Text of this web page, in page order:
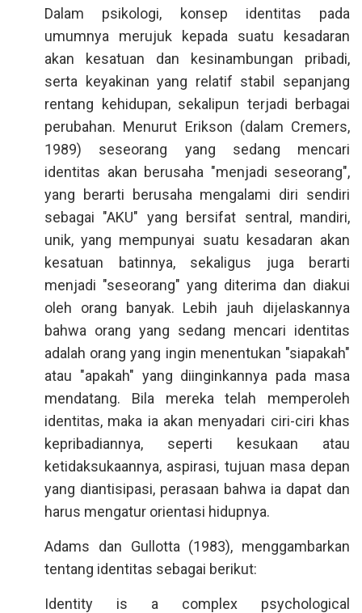
Dalam psikologi, konsep identitas pada
umumnya merujuk kepada suatu kesadaran
akan kesatuan dan kesinambungan pribadi,
serta keyakinan yang relatif stabil sepanjang
rentang kehidupan, sekalipun terjadi berbagai
perubahan. Menurut Erikson (dalam Cremers,
1989) seseorang yang sedang mencari
identitas akan berusaha "menjadi seseorang",
yang berarti berusaha mengalami diri sendiri
sebagai "AKU" yang bersifat sentral, mandiri,
unik, yang mempunyai suatu kesadaran akan
kesatuan batinnya, sekaligus juga berarti
menjadi "seseorang" yang diterima dan diakui
oleh orang banyak. Lebih jauh dijelaskannya
bahwa orang yang sedang mencari identitas
adalah orang yang ingin menentukan "siapakah"
atau "apakah" yang diinginkannya pada masa
mendatang. Bila mereka telah memperoleh
identitas, maka ia akan menyadari ciri-ciri khas
kepribadiannya, seperti kesukaan atau
ketidaksukaannya, aspirasi, tujuan masa depan
yang diantisipasi, perasaan bahwa ia dapat dan
harus mengatur orientasi hidupnya.
Adams dan Gullotta (1983), menggambarkan
tentang identitas sebagai berikut:
Identity is a complex psychological